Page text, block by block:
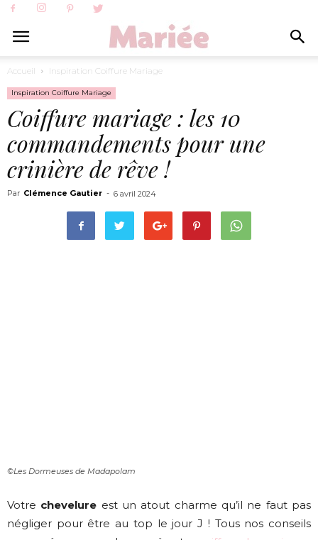
Accueil Inspiration Coiffure Mariage
Inspiration Coiffure Mariage
Coiffure mariage : les 10
commandements pour une
crinière de rêve !
Par Clémence Gautier - 6 avril 2024
©Les Dormeuses de Madapolam
Votre chevelure est un atout charme qu’il ne faut pas
négliger pour être au top le jour J ! Tous nos conseils